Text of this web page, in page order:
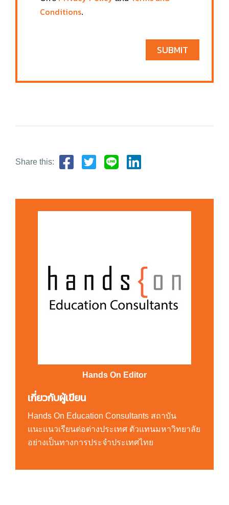
Conditions.
SUBMIT
Share this:
Hands On Editor
เกี่ยวกับผู้เขียน
Hands On Education Consultants สถาบัน
แนะแนวเรียนต่อต่างประเทศ ตัวแทนมหาวิทยาลัย
อย่างเป็นทางการประจำประเทศไทย